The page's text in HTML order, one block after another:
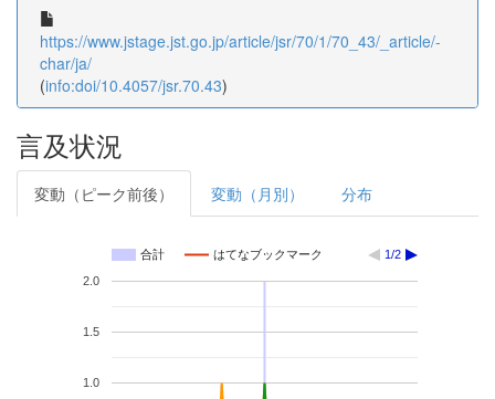
https://www.jstage.jst.go.jp/article/jsr/70/1/70_43/_article/-
char/ja/
(info:doi/10.4057/jsr.70.43)
言及状況
変動（ピーク前後） 変動（月別） 分布
合計 はてなブックマーク 1/2
1.0
1.5
2.0